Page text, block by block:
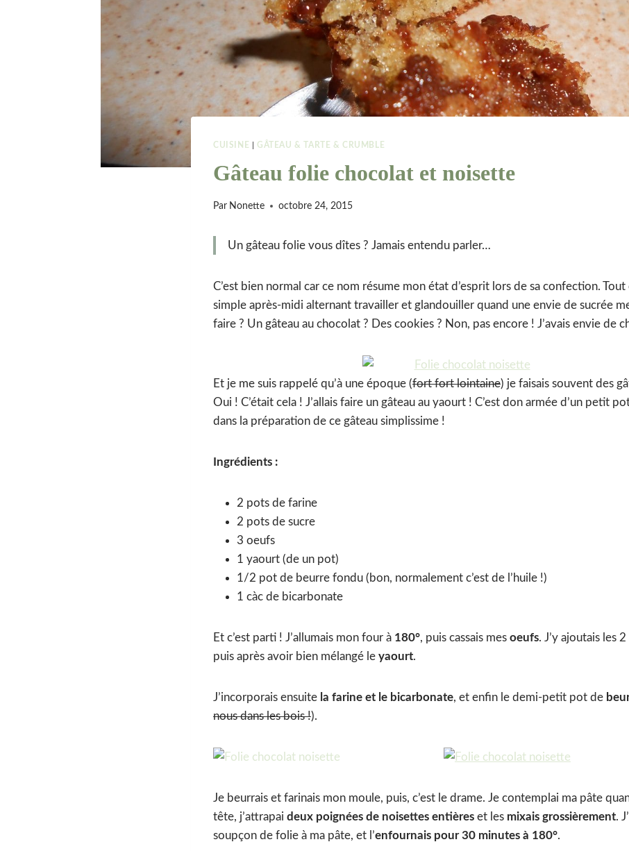
CUISINE GÂTEAU & TARTE & CRUMBLE
Gâteau folie chocolat et noisette
Par Nonette octobre 24, 2015
Un gâteau folie vous dîtes ? Jamais entendu parler…
C’est bien normal car ce nom résume mon état d’esprit lors de sa confection. Tout
simple après-midi alternant travailler et glandouiller quand une envie de sucrée
faire ? Un gâteau au chocolat ? Des cookies ? Non, pas encore ! J’avais envie de
Et je me suis rappelé qu’à une époque (fort fort lointaine) je faisais souvent des
Oui ! C’était cela ! J’allais faire un gâteau au yaourt ! C’est don armée d’un petit
dans la préparation de ce gâteau simplissime !
Ingrédients :
2 pots de farine
2 pots de sucre
3 oeufs
1 yaourt (de un pot)
1/2 pot de beurre fondu (bon, normalement c’est de l’huile !)
1 càc de bicarbonate
Et c’est parti ! J’allumais mon four à 180°, puis cassais mes oeufs. J’y ajoutais les
puis après avoir bien mélangé le yaourt.
J’incorporais ensuite la farine et le bicarbonate, et enfin le demi-petit pot de
nous dans les bois !).
Je beurrais et farinais mon moule, puis, c’est le drame. Je contemplai ma pâte
tête, j’attrapai deux poignées de noisettes entières et les mixais grossièrement.
soupçon de folie à ma pâte, et l’enfournais pour 30 minutes à 180°.